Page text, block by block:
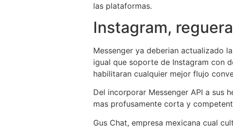
las plataformas.
Instagram,
Messenger ya deberian actualizado
igual que soporte de Instagram con
habilitaran cualquier mejor flujo
Del incorporar Messenger API a sus
mas profusamente corta y
Gus Chat, empresa mexicana cual